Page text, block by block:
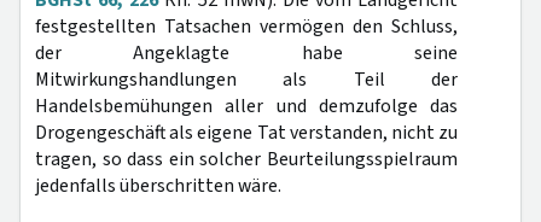
festgestellten Tatsachen vermögen den Schluss,
der Angeklagte habe seine
Mitwirkungshandlungen als Teil der
Handelsbemühungen aller und demzufolge das
Drogengeschäft als eigene Tat verstanden, nicht zu
tragen, so dass ein solcher Beurteilungsspielraum
jedenfalls überschritten wäre.